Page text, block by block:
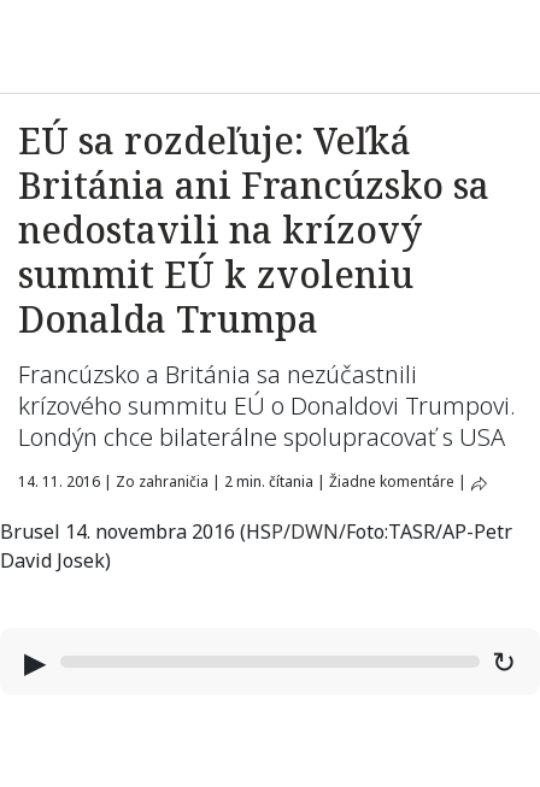
EÚ sa rozdeľuje: Veľká
Británia ani Francúzsko sa
nedostavili na krízový
summit EÚ k zvoleniu
Donalda Trumpa
Francúzsko a Británia sa nezúčastnili
krízového summitu EÚ o Donaldovi Trumpovi.
Londýn chce bilaterálne spolupracovať s USA
14. 11. 2016 | Zo zahraničia | 2 min. čítania | Žiadne komentáre |
Brusel 14. novembra 2016 (HSP/DWN/Foto:TASR/AP-Petr
David Josek)
▶ ↻